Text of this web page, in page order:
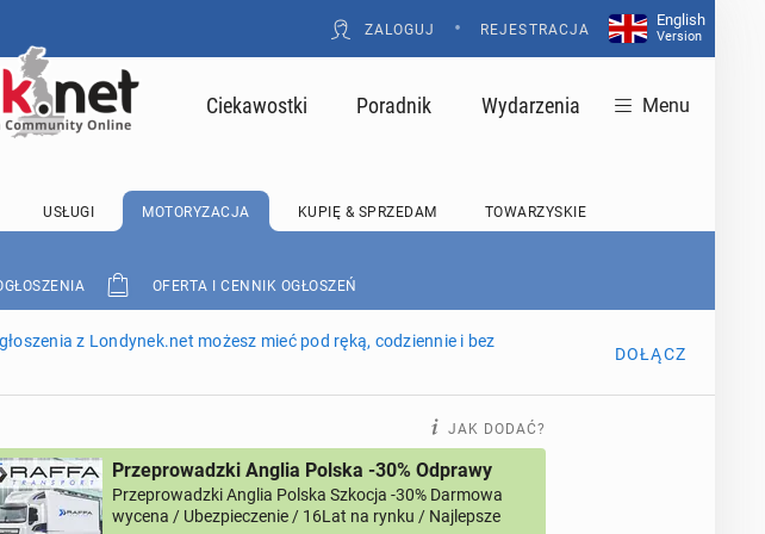
ZALOGUJ • REJESTRACJA
English
Version
Ciekawostki Poradnik Wydarzenia Menu
USŁUGI MOTORYZACJA KUPIĘ & SPRZEDAM TOWARZYSKIE
OFERTA I CENNIK OGŁOSZEŃ
z Londynek.net możesz mieć pod ręką, codziennie i bez
DOŁĄCZ
JAK DODAĆ?
Przeprowadzki Anglia Polska -30% Odprawy
Przeprowadzki Anglia Polska Szkocja -30% Darmowa
wycena / Ubezpieczenie / 16Lat na rynku / Najlepsze